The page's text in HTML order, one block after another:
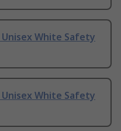
Unisex White Safety
Unisex White Safety